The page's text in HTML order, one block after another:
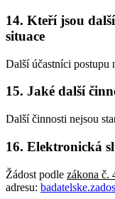
14. Kteří jsou
situace
Další účastníci postupu
15. Jaké další
Další činnosti nejsou
16. Elektronická
Žádost podle zákona č.
adresu: